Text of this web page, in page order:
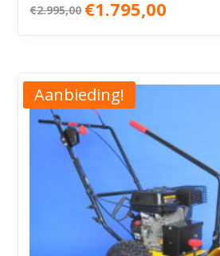
€2.995,00
prijs
was:
€1.795,00
is:
Aanbieding!